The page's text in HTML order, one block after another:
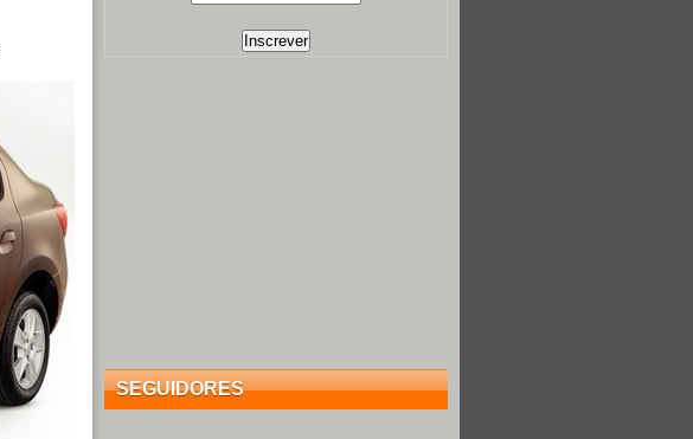
SEGUIDORES